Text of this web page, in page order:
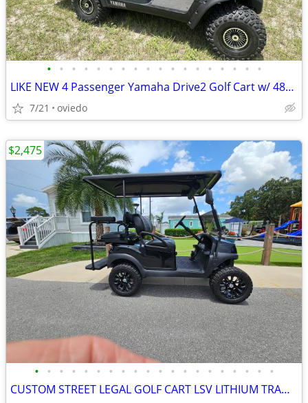
• • • • • • • • • • • • • • • • • •
LIKE NEW 4 Passenger Yamaha Drive2 Golf Cart w/ 48V Lithium Battery
7/21 oviedo
• • • • • • • • • • • • • • • • • • • •
CUSTOM STREET LEGAL GOLF CART LSV LITHIUM TRADES N DELIVERY
$2,475